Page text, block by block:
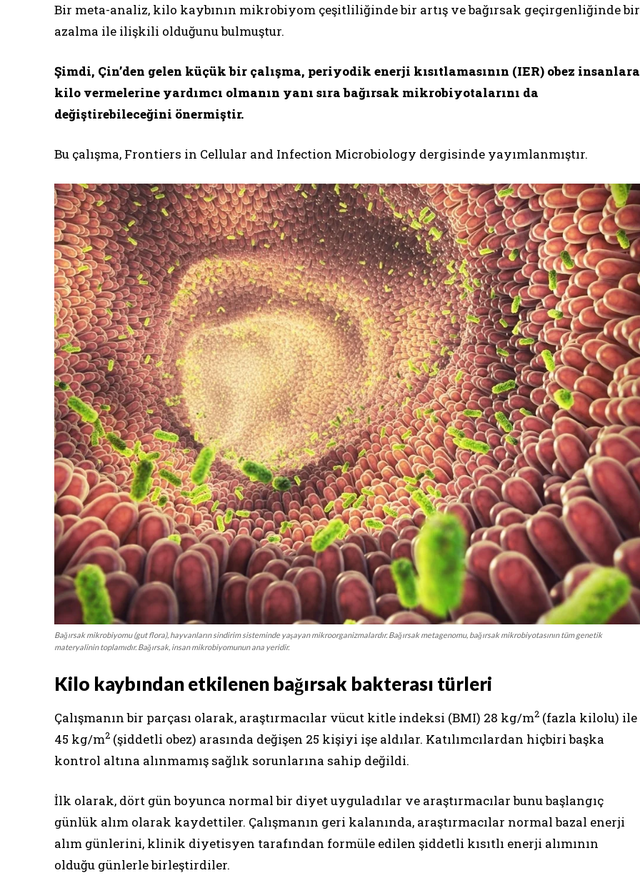
Bir meta-analiz, kilo kaybının mikrobiyom çeşitliliğinde bir artış ve bağırsak geçirgenliğinde bir
azalma ile ilişkili olduğunu bulmuştur.
Şimdi, Çin’den gelen küçük bir çalışma, periyodik enerji kısıtlamasının (IER) obez insanlara
kilo vermelerine yardımcı olmanın yanı sıra bağırsak mikrobiyotalarını da
değiştirebileceğini önermiştir.
Bu çalışma, Frontiers in Cellular and Infection Microbiology dergisinde yayımlanmıştır.
Bağırsak mikrobiyomu (gut flora), hayvanların sindirim sisteminde yaşayan mikroorganizmalardır. Bağırsak metagenomu, bağırsak mikrobiyotasının tüm genetik
materyalinin toplamıdır. Bağırsak, insan mikrobiyomunun ana yeridir.
Kilo kaybından etkilenen bağırsak bakterası türleri
Çalışmanın bir parçası olarak, araştırmacılar vücut kitle indeksi (BMI) 28 kg/m2 (fazla kilolu) ile
45 kg/m2 (şiddetli obez) arasında değişen 25 kişiyi işe aldılar. Katılımcılardan hiçbiri başka
kontrol altına alınmamış sağlık sorunlarına sahip değildi.
İlk olarak, dört gün boyunca normal bir diyet uyguladılar ve araştırmacılar bunu başlangıç
günlük alım olarak kaydettiler. Çalışmanın geri kalanında, araştırmacılar normal bazal enerji
alım günlerini, klinik diyetisyen tarafından formüle edilen şiddetli kısıtlı enerji alımının
olduğu günlerle birleştirdiler.